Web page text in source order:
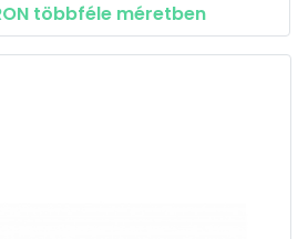
többféle méretben